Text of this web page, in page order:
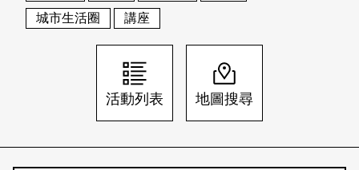
刊物索取地點
刊登活動
日本語 登入/註冊
城市生活圈
講座
活動列表 地圖搜尋